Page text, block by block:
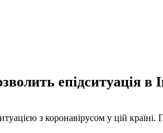
епідситуація в
з коронавірусом у цій країні.